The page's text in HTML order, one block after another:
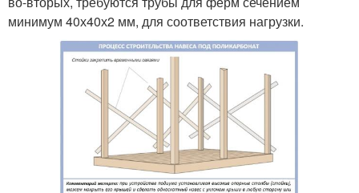
минимум 40х40х2 мм, для соответствия нагрузки.